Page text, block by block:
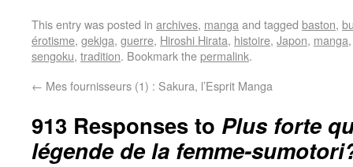
This entry was posted in archives, manga and tagged baston,
érotisme, gekiga, guerre, Hiroshi Hirata, histoire, Japon, manga
sengoku, tradition. Bookmark thepermalink.
← Mes fournisseurs (1) : Sakura, l’Esprit Manga
913 Responses to Plus forte
légende de la femme-